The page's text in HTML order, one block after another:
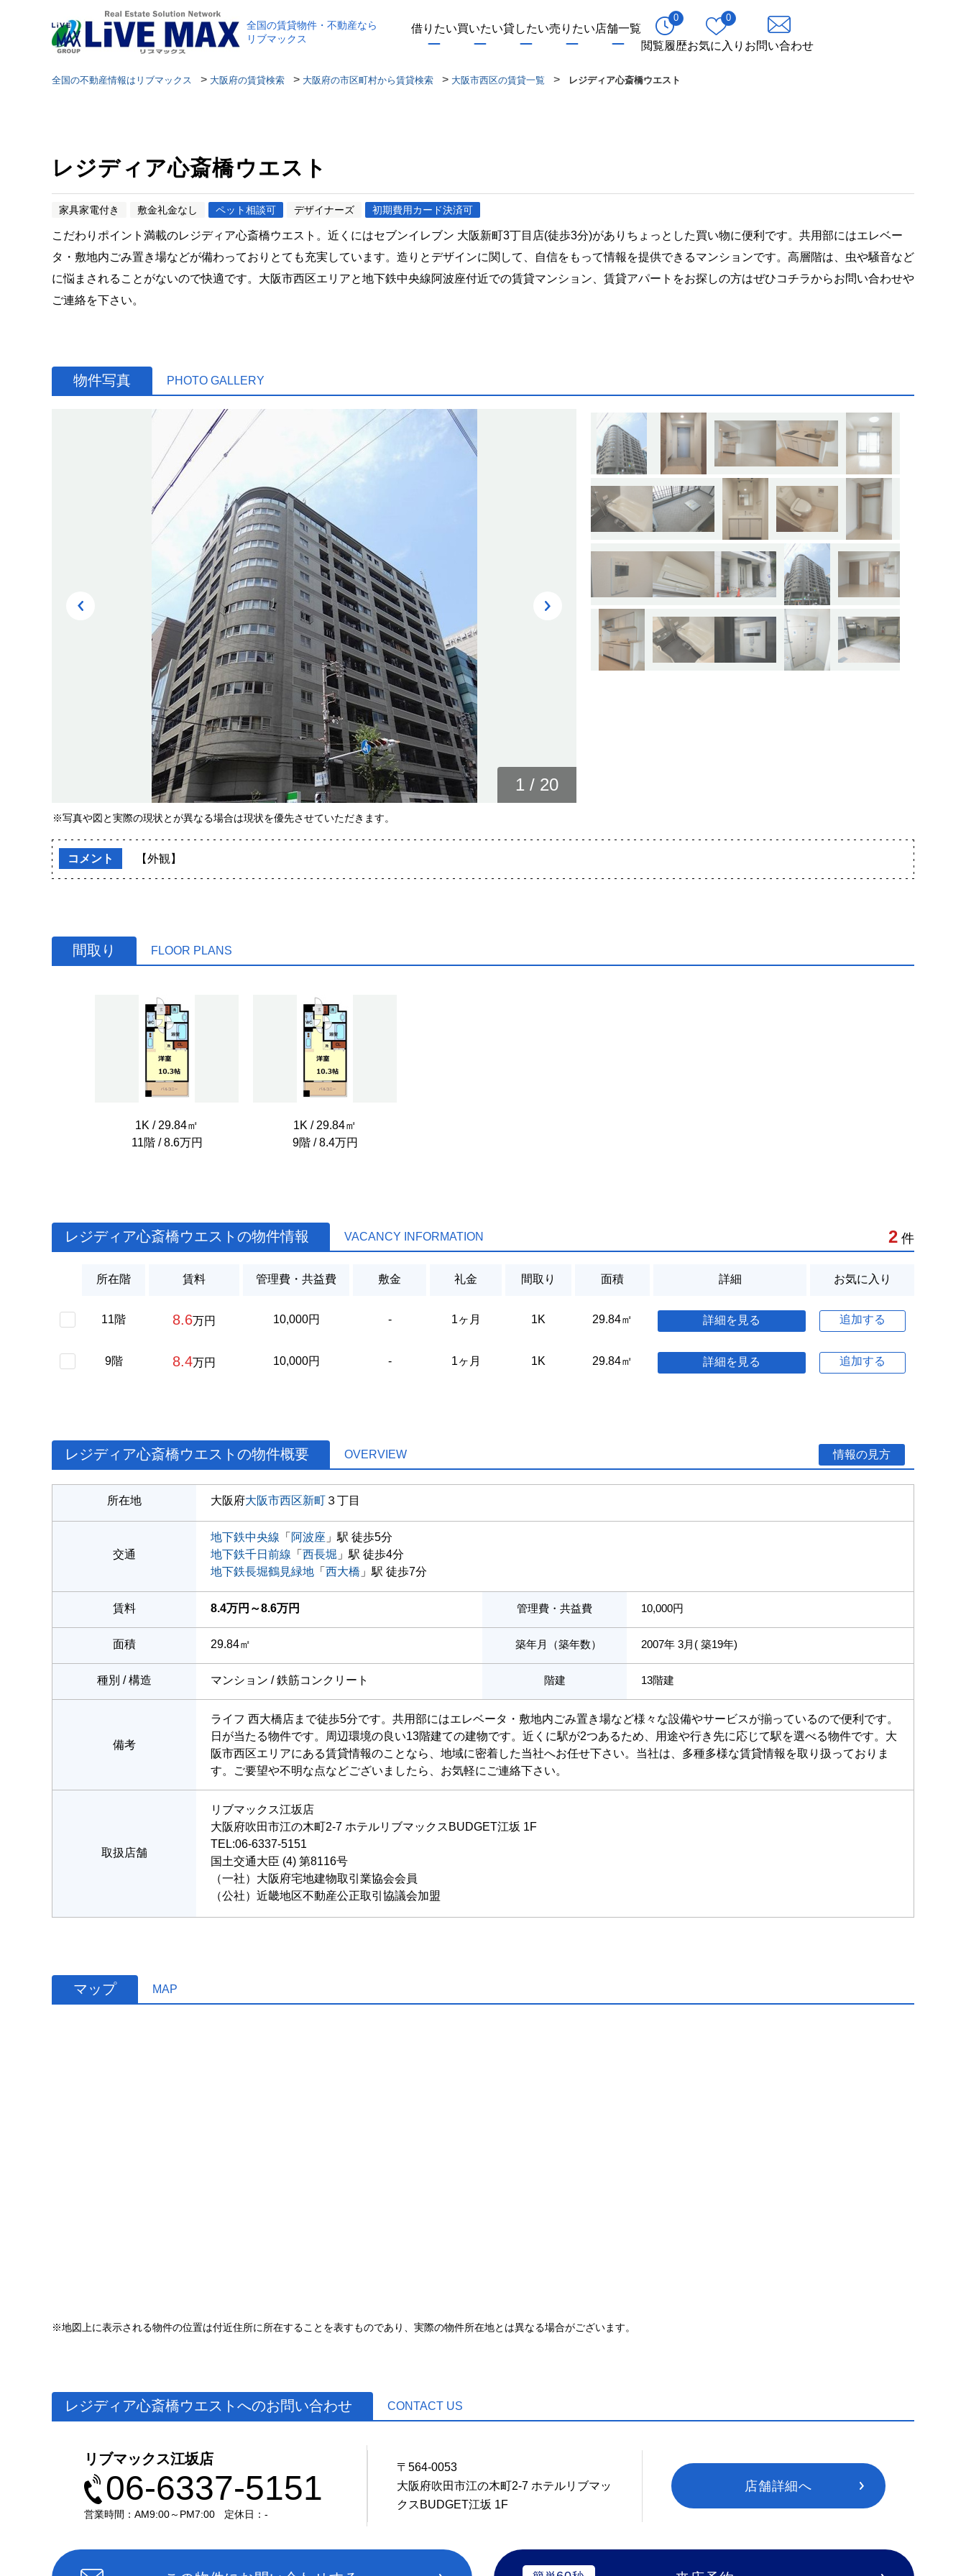
全国の賃貸物件・不動産なら
リブマックス
借りたい買いたい貸したい売りたい店舗一覧
0
閲覧履歴
0
お気に入り お問い合わせ
全国の不動産情報はリブマックス > 大阪府の賃貸検索 > 大阪府の市区町村から賃貸検索 > 大阪市西区の賃貸一覧 > レジディア心斎橋ウエスト
レジディア心斎橋ウエスト
家具家電付き 敷金礼金なし ペット相談可 デザイナーズ 初期費用カード決済可
こだわりポイント満載のレジディア心斎橋ウエスト。近くにはセブンイレブン 大阪新町3丁目店(徒歩3分)がありちょっとした買い物に便利です。共用部にはエレベー
タ・敷地内ごみ置き場などが備わっておりとても充実しています。造りとデザインに関して、自信をもって情報を提供できるマンションです。高層階は、虫や騒音など
に悩まされることがないので快適です。大阪市西区エリアと地下鉄中央線阿波座付近での賃貸マンション、賃貸アパートをお探しの方はぜひコチラからお問い合わせや
ご連絡を下さい。
物件写真 PHOTO GALLERY
1 / 20
※写真や図と実際の現状とが異なる場合は現状を優先させていただきます。
コメント 【外観】
間取り FLOOR PLANS
1K / 29.84㎡
11階 / 8.6万円
1K / 29.84㎡
9階 / 8.4万円
レジディア心斎橋ウエストの物件情報 VACANCY INFORMATION 2 件
所在階 賃料 管理費・共益費 敷金 礼金 間取り 面積 詳細 お気に入り
11階 8.6万円 10,000円 - 1ヶ月 1K 29.84㎡ 詳細を見る 追加する
9階 8.4万円 10,000円 - 1ヶ月 1K 29.84㎡ 詳細を見る 追加する
レジディア心斎橋ウエストの物件概要 OVERVIEW 情報の見方
所在地 大阪府大阪市西区新町 ３丁目
交通
地下鉄中央線 「 阿波座 」駅 徒歩5分
地下鉄千日前線 「 西長堀 」駅 徒歩4分
地下鉄長堀鶴見緑地 「 西大橋 」駅 徒歩7分
賃料 8.4万円～8.6万円 管理費・共益費 10,000円
面積 29.84㎡ 築年月（築年数） 2007年 3月( 築19年)
種別 / 構造 マンション / 鉄筋コンクリート 階建 13階建
備考
ライフ 西大橋店まで徒歩5分です。共用部にはエレベータ・敷地内ごみ置き場など様々な設備やサービスが揃っているので便利です。
日が当たる物件です。周辺環境の良い13階建ての建物です。近くに駅が2つあるため、用途や行き先に応じて駅を選べる物件です。大
阪市西区エリアにある賃貸情報のことなら、地域に密着した当社へお任せ下さい。当社は、多種多様な賃貸情報を取り扱っておりま
す。ご要望や不明な点などございましたら、お気軽にご連絡下さい。
取扱店舗
リブマックス江坂店
大阪府吹田市江の木町2-7 ホテルリブマックスBUDGET江坂 1F
TEL:06-6337-5151
国土交通大臣 (4) 第8116号
（一社）大阪府宅地建物取引業協会会員
（公社）近畿地区不動産公正取引協議会加盟
マップ MAP
※地図上に表示される物件の位置は付近住所に所在することを表すものであり、実際の物件所在地とは異なる場合がございます。
レジディア心斎橋ウエストへのお問い合わせ CONTACT US
リブマックス江坂店
06-6337-5151
営業時間：AM9:00～PM7:00 定休日：-
〒564-0053
大阪府吹田市江の木町2-7 ホテルリブマッ
クスBUDGET江坂 1F
店舗詳細へ